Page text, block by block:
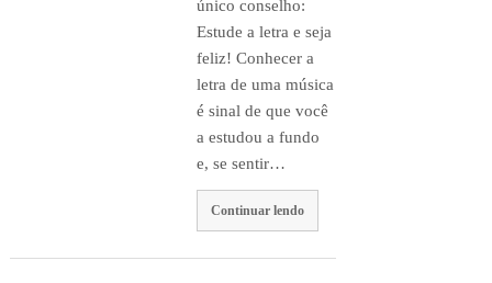
único conselho:
Estude a letra e seja
feliz! Conhecer a
letra de uma música
é sinal de que você
a estudou a fundo
e, se sentir…
Continuar lendo